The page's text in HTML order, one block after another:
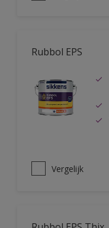
Rubbol EPS
Vergelijk